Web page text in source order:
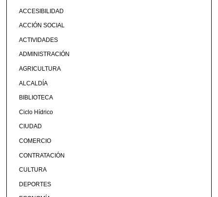
ACCESIBILIDAD
ACCIÓN SOCIAL
ACTIVIDADES
ADMINISTRACIÓN
AGRICULTURA
ALCALDÍA
BIBLIOTECA
Ciclo Hídrico
CIUDAD
COMERCIO
CONTRATACIÓN
CULTURA
DEPORTES